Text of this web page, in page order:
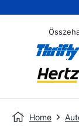
Home